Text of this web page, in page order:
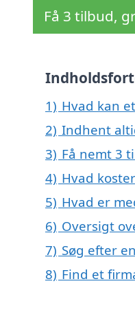
Få 3 tilbud,
1) Hvad kan
2) Indhent
3) Få nemt 3
4) Hvad
5) Hvad er
6) Oversigt
7) Søg efter
8) Find et